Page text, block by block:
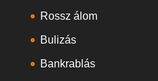
Rossz álom
Bulizás
Bankrablás